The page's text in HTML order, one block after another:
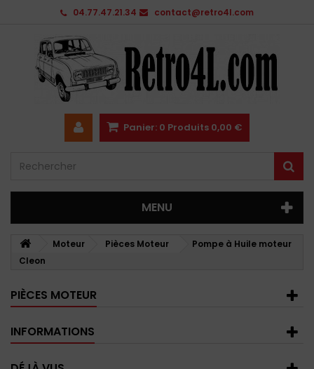
04.77.47.21.34 contact@retro4l.com
Panier: 0 Produits 0,00 €
MENU
Moteur Pièces Moteur
Pompe à Huile moteur
Cleon
PIÈCES MOTEUR
INFORMATIONS